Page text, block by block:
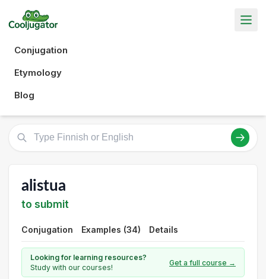
Conjugation
Etymology
Blog
alistua
to submit
Conjugation Examples (34) Details
Looking for learning resources?
Study with our courses!
Get a full course →